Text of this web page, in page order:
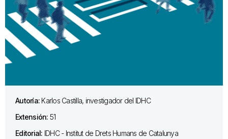
Autoría: Karlos Castilla, investigador del IDHC
Extensión: 51
Editorial: IDHC - Institut de Drets Humans de Catalunya